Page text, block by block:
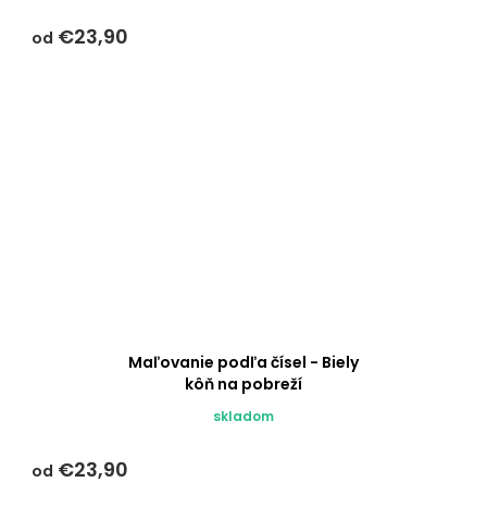
od €23,90
Maľovanie podľa čísel - Biely
kôň na pobreží
skladom
od €23,90